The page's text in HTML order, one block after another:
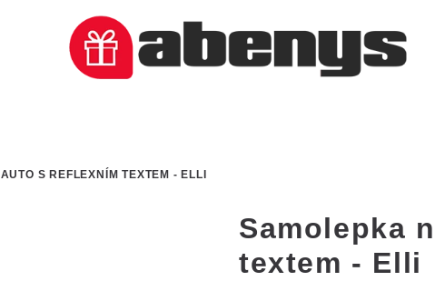
S REFLEXNÍM TEXTEM - ELLI
Samolepka
textem - Elli